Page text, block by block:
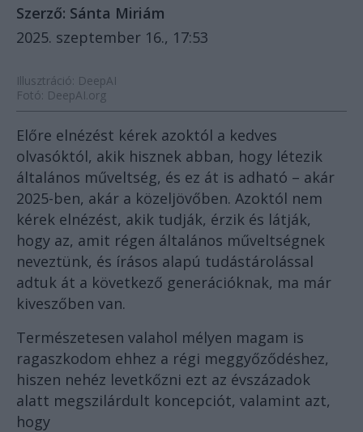
Szerző: Sánta Miriám
2025. szeptember 16., 17:53
Illusztráció: DeepAI
Fotó: DeepAI.org
Előre elnézést kérek azoktól a kedves
olvasóktól, akik hisznek abban, hogy létezik
általános műveltség, és ez át is adható – akár
2025-ben, akár a közeljövőben. Azoktól nem
kérek elnézést, akik tudják, érzik és látják,
hogy az, amit régen általános műveltségnek
neveztünk, és írásos alapú tudástárolással
adtuk át a következő generációknak, ma már
kiveszőben van.
Természetesen valahol mélyen magam is
ragaszkodom ehhez a régi meggyőződéshez,
hiszen nehéz levetkőzni ezt az évszázadok
alatt megszilárdult koncepciót, valamint azt,
hogy